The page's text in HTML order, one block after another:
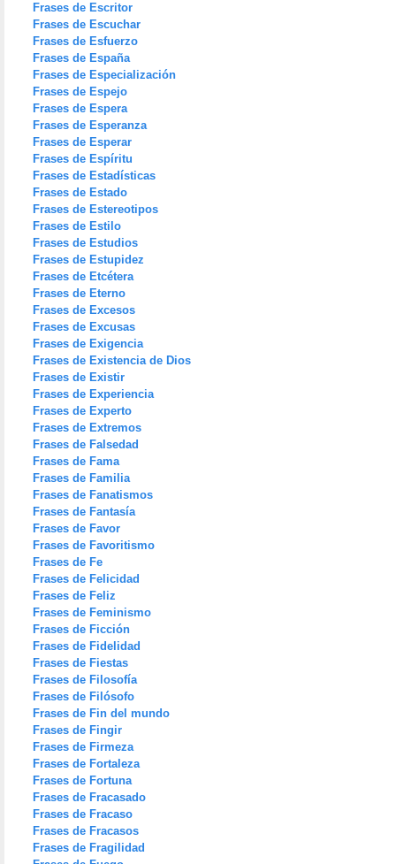
Frases de Escritor
Frases de Escuchar
Frases de Esfuerzo
Frases de España
Frases de Especialización
Frases de Espejo
Frases de Espera
Frases de Esperanza
Frases de Esperar
Frases de Espíritu
Frases de Estadísticas
Frases de Estado
Frases de Estereotipos
Frases de Estilo
Frases de Estudios
Frases de Estupidez
Frases de Etcétera
Frases de Eterno
Frases de Excesos
Frases de Excusas
Frases de Exigencia
Frases de Existencia de Dios
Frases de Existir
Frases de Experiencia
Frases de Experto
Frases de Extremos
Frases de Falsedad
Frases de Fama
Frases de Familia
Frases de Fanatismos
Frases de Fantasía
Frases de Favor
Frases de Favoritismo
Frases de Fe
Frases de Felicidad
Frases de Feliz
Frases de Feminismo
Frases de Ficción
Frases de Fidelidad
Frases de Fiestas
Frases de Filosofía
Frases de Filósofo
Frases de Fin del mundo
Frases de Fingir
Frases de Firmeza
Frases de Fortaleza
Frases de Fortuna
Frases de Fracasado
Frases de Fracaso
Frases de Fracasos
Frases de Fragilidad